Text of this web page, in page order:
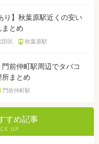
り】秋葉原駅近くの安い
まとめ
田区 秋葉原駅
門前仲町駅周辺でタバコ
まとめ
門前仲町駅
すめ記事